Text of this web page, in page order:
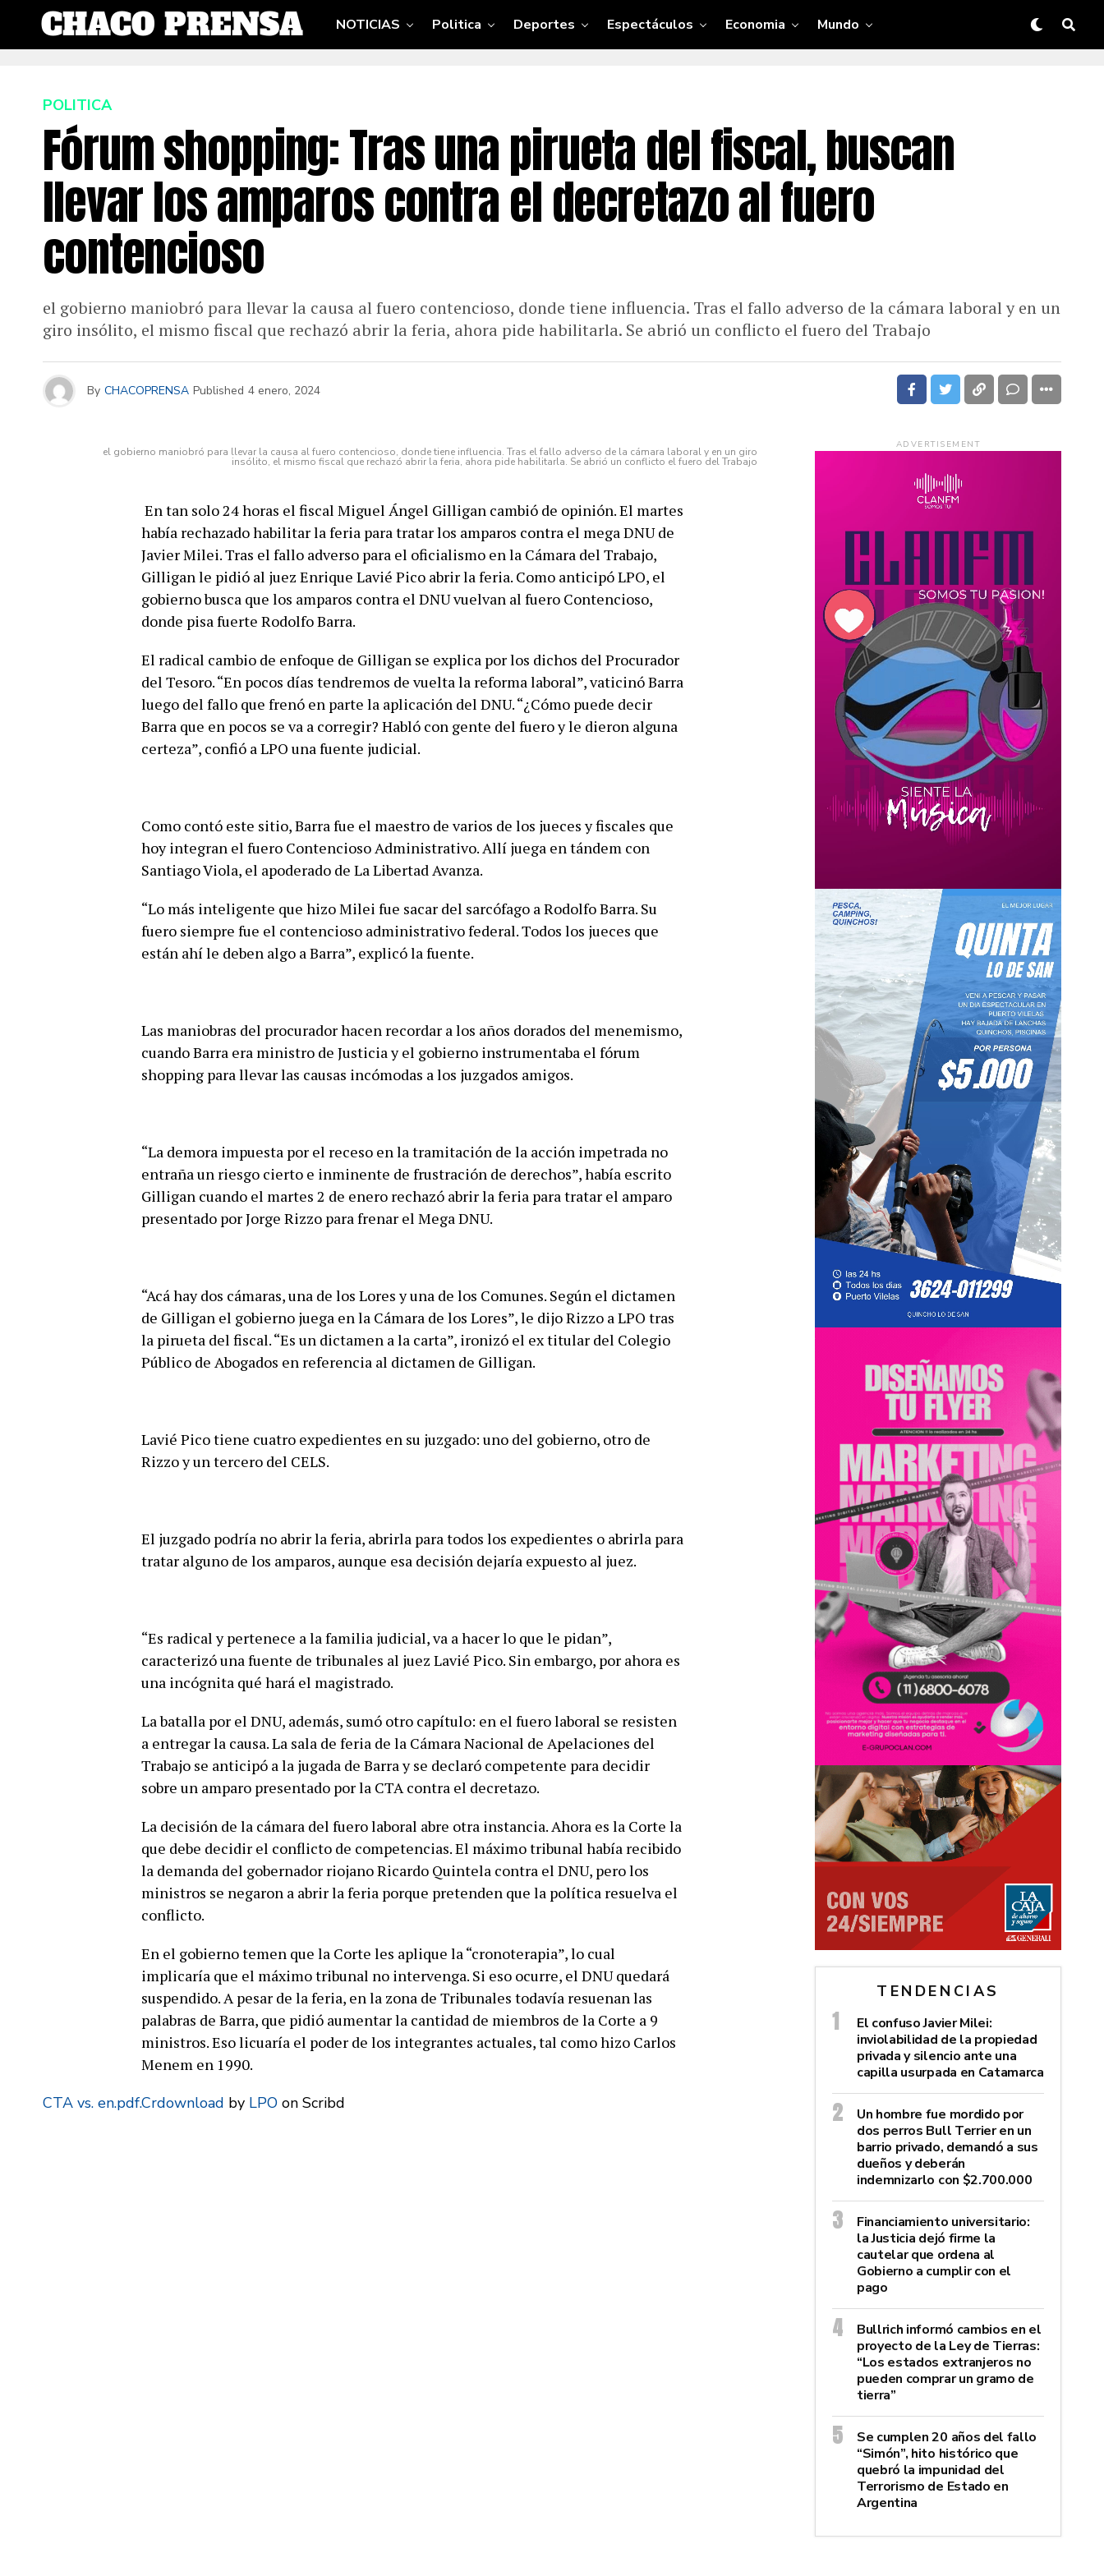
NOTICIAS Politica Deportes Espectáculos Economia Mundo
POLITICA
Fórum shopping: Tras una pirueta del fiscal, buscan
llevar los amparos contra el decretazo al fuero
contencioso
el gobierno maniobró para llevar la causa al fuero contencioso, donde tiene influencia. Tras el fallo adverso de la cámara laboral y en un
giro insólito, el mismo fiscal que rechazó abrir la feria, ahora pide habilitarla. Se abrió un conflicto el fuero del Trabajo
By CHACOPRENSA Published 4 enero, 2024
el gobierno maniobró para llevar la causa al fuero contencioso, donde tiene influencia. Tras el fallo adverso de la cámara laboral y en un giro
insólito, el mismo fiscal que rechazó abrir la feria, ahora pide habilitarla. Se abrió un conflicto el fuero del Trabajo
En tan solo 24 horas el fiscal Miguel Ángel Gilligan cambió de opinión. El martes
había rechazado habilitar la feria para tratar los amparos contra el mega DNU de
Javier Milei. Tras el fallo adverso para el oficialismo en la Cámara del Trabajo,
Gilligan le pidió al juez Enrique Lavié Pico abrir la feria. Como anticipó LPO, el
gobierno busca que los amparos contra el DNU vuelvan al fuero Contencioso,
donde pisa fuerte Rodolfo Barra.
El radical cambio de enfoque de Gilligan se explica por los dichos del Procurador
del Tesoro. “En pocos días tendremos de vuelta la reforma laboral”, vaticinó Barra
luego del fallo que frenó en parte la aplicación del DNU. “¿Cómo puede decir
Barra que en pocos se va a corregir? Habló con gente del fuero y le dieron alguna
certeza”, confió a LPO una fuente judicial.
Como contó este sitio, Barra fue el maestro de varios de los jueces y fiscales que
hoy integran el fuero Contencioso Administrativo. Allí juega en tándem con
Santiago Viola, el apoderado de La Libertad Avanza.
“Lo más inteligente que hizo Milei fue sacar del sarcófago a Rodolfo Barra. Su
fuero siempre fue el contencioso administrativo federal. Todos los jueces que
están ahí le deben algo a Barra”, explicó la fuente.
Las maniobras del procurador hacen recordar a los años dorados del menemismo,
cuando Barra era ministro de Justicia y el gobierno instrumentaba el fórum
shopping para llevar las causas incómodas a los juzgados amigos.
“La demora impuesta por el receso en la tramitación de la acción impetrada no
entraña un riesgo cierto e inminente de frustración de derechos”, había escrito
Gilligan cuando el martes 2 de enero rechazó abrir la feria para tratar el amparo
presentado por Jorge Rizzo para frenar el Mega DNU.
“Acá hay dos cámaras, una de los Lores y una de los Comunes. Según el dictamen
de Gilligan el gobierno juega en la Cámara de los Lores”, le dijo Rizzo a LPO tras
la pirueta del fiscal. “Es un dictamen a la carta”, ironizó el ex titular del Colegio
Público de Abogados en referencia al dictamen de Gilligan.
Lavié Pico tiene cuatro expedientes en su juzgado: uno del gobierno, otro de
Rizzo y un tercero del CELS.
El juzgado podría no abrir la feria, abrirla para todos los expedientes o abrirla para
tratar alguno de los amparos, aunque esa decisión dejaría expuesto al juez.
“Es radical y pertenece a la familia judicial, va a hacer lo que le pidan”,
caracterizó una fuente de tribunales al juez Lavié Pico. Sin embargo, por ahora es
una incógnita qué hará el magistrado.
La batalla por el DNU, además, sumó otro capítulo: en el fuero laboral se resisten
a entregar la causa. La sala de feria de la Cámara Nacional de Apelaciones del
Trabajo se anticipó a la jugada de Barra y se declaró competente para decidir
sobre un amparo presentado por la CTA contra el decretazo.
La decisión de la cámara del fuero laboral abre otra instancia. Ahora es la Corte la
que debe decidir el conflicto de competencias. El máximo tribunal había recibido
la demanda del gobernador riojano Ricardo Quintela contra el DNU, pero los
ministros se negaron a abrir la feria porque pretenden que la política resuelva el
conflicto.
En el gobierno temen que la Corte les aplique la “cronoterapia”, lo cual
implicaría que el máximo tribunal no intervenga. Si eso ocurre, el DNU quedará
suspendido. A pesar de la feria, en la zona de Tribunales todavía resuenan las
palabras de Barra, que pidió aumentar la cantidad de miembros de la Corte a 9
ministros. Eso licuaría el poder de los integrantes actuales, tal como hizo Carlos
Menem en 1990.
CTA vs. en.pdf.Crdownload by LPO on Scribd
ADVERTISEMENT
TENDENCIAS
El confuso Javier Milei:
inviolabilidad de la propiedad
privada y silencio ante una
capilla usurpada en Catamarca
Un hombre fue mordido por
dos perros Bull Terrier en un
barrio privado, demandó a sus
dueños y deberán
indemnizarlo con $2.700.000
Financiamiento universitario:
la Justicia dejó firme la
cautelar que ordena al
Gobierno a cumplir con el
pago
Bullrich informó cambios en el
proyecto de la Ley de Tierras:
“Los estados extranjeros no
pueden comprar un gramo de
tierra”
Se cumplen 20 años del fallo
“Simón”, hito histórico que
quebró la impunidad del
Terrorismo de Estado en
Argentina